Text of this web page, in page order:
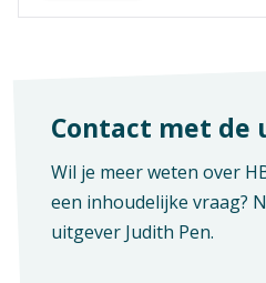
Contact met de
Wil je meer weten over
een inhoudelijke vraag?
uitgever Judith Pen.